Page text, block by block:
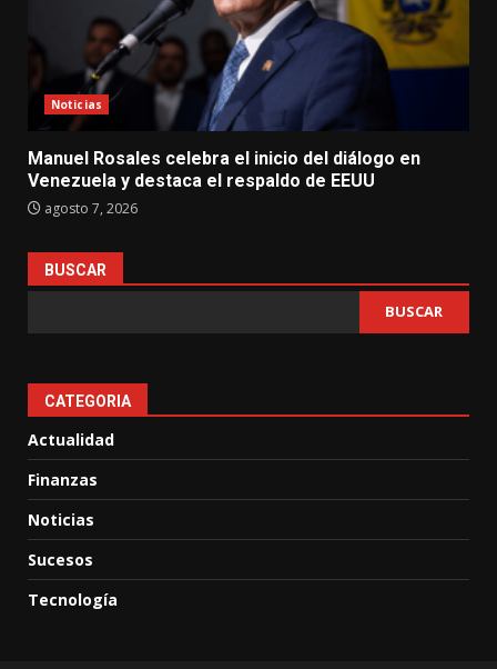
Noticias
Manuel Rosales celebra el inicio del diálogo en
Venezuela y destaca el respaldo de EEUU
agosto 7, 2026
BUSCAR
BUSCAR
CATEGORIA
Actualidad
Finanzas
Noticias
Sucesos
Tecnología